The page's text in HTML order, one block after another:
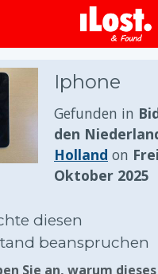
springen
Iphone
Gefunden in
den
Holland on
Oktober 2025
diesen
beanspruchen
Sie an, warum